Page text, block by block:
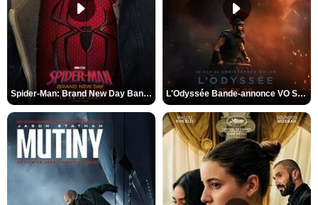
Spider-Man: Brand New Day Bande-annonce VO STFR L'Odyssée Bande-annonce VO STFR